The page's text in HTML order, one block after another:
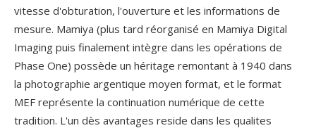
vitesse d'obturation, l'ouverture et les informations de
mesure. Mamiya (plus tard réorganisé en Mamiya Digital
Imaging puis finalement intègre dans les opérations de
Phase One) possède un héritage remontant à 1940 dans
la photographie argentique moyen format, et le format
MEF représente la continuation numérique de cette
tradition. L'un dès avantages reside dans les qualites